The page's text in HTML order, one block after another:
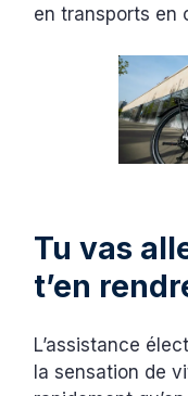
en transports en
Tu vas
t’en
L’assistance
la sensation de